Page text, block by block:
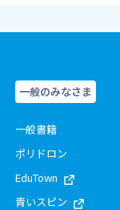
一般のみなさま
一般書籍
ポリドロン
EduTown
青いスピン